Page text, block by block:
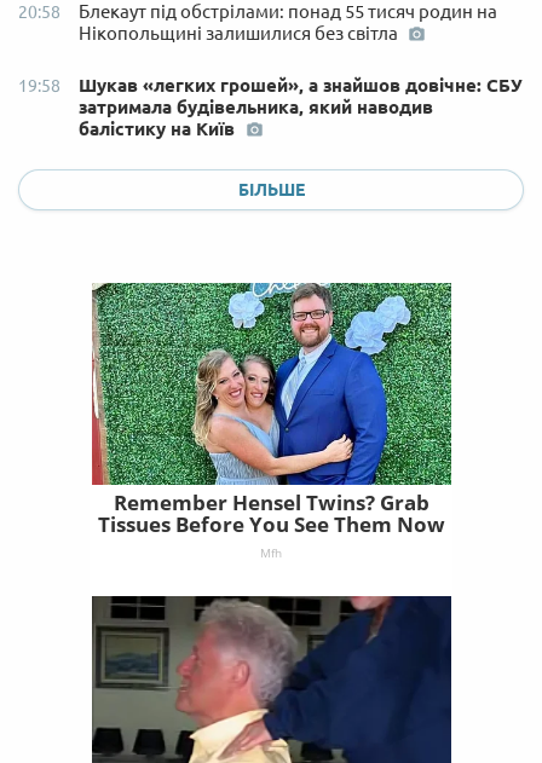
20:58
Блекаут під обстрілами: понад 55 тисяч родин на
Нікопольщині залишилися без світла
19:58
Шукав «легких грошей», а знайшов довічне: СБУ
затримала будівельника, який наводив
балістику на Київ
БІЛЬШЕ
Remember Hensel Twins? Grab
Tissues Before You See Them Now
Mfh